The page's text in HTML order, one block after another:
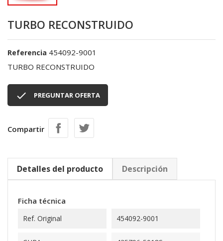
TURBO RECONSTRUIDO
Referencia 454092-9001
TURBO RECONSTRUIDO
 PREGUNTAR OFERTA
Compartir
Detalles del producto Descripción
Ficha técnica
Ref. Original 454092-9001